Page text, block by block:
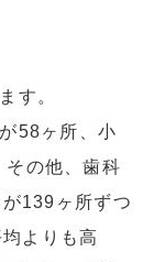
す。
58ヶ所、小
その他、歯科
139ヶ所ずつ
よりも高